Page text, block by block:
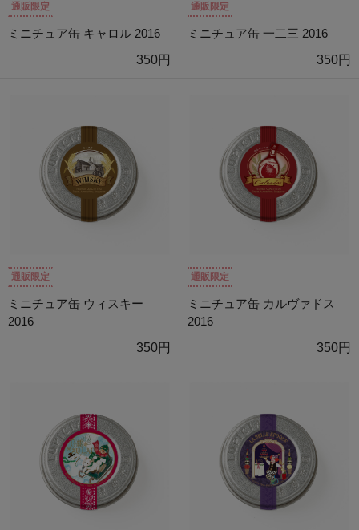
通販限定
ミニチュア缶 キャロル 2016
350円
通販限定
ミニチュア缶 一二三 2016
350円
通販限定
ミニチュア缶 ウィスキー
2016
350円
通販限定
ミニチュア缶 カルヴァドス
2016
350円